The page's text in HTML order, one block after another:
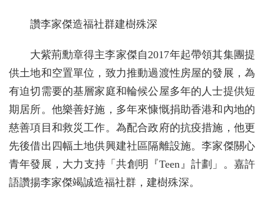
讚李家傑造福社群建樹殊深
大紫荊勳章得主李家傑自2017年起帶領其集團提
供土地和空置單位，致力推動過渡性房屋的發展，為
有迫切需要的基層家庭和輪候公屋多年的人士提供短
期居所。他樂善好施，多年來慷慨捐助香港和內地的
慈善項目和救災工作。為配合政府的抗疫措施，他更
先後借出四幅土地供興建社區隔離設施。李家傑關心
青年發展，大力支持「共創明『Teen』計劃」。嘉許
語讚揚李家傑竭誠造福社群，建樹殊深。